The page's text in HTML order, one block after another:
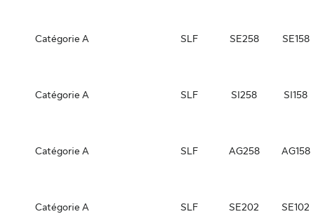
Catégorie A SLF SE258 SE158
Catégorie A SLF SI258 SI158
Catégorie A SLF AG258 AG158
Catégorie A SLF SE202 SE102